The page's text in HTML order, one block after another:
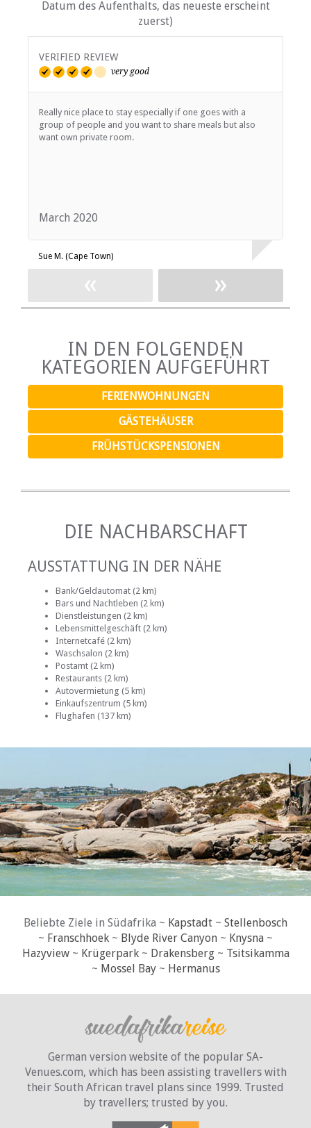
Datum des Aufenthalts, das neueste erscheint
zuerst)
VERIFIED REVIEW
very good
Really nice place to stay especially if one goes with a
group of people and you want to share meals but also
want own private room.
March 2020
Sue M. (Cape Town)
« »
IN DEN FOLGENDEN
KATEGORIEN AUFGEFÜHRT
FERIENWOHNUNGEN
GÄSTEHÄUSER
FRÜHSTÜCKSPENSIONEN
DIE NACHBARSCHAFT
AUSSTATTUNG IN DER NÄHE
Bank/Geldautomat (2 km)
Bars und Nachtleben (2 km)
Dienstleistungen (2 km)
Lebensmittelgeschäft (2 km)
Internetcafé (2 km)
Waschsalon (2 km)
Postamt (2 km)
Restaurants (2 km)
Autovermietung (5 km)
Einkaufszentrum (5 km)
Flughafen (137 km)
Beliebte Ziele in Südafrika ~ Kapstadt ~ Stellenbosch
~ Franschhoek ~ Blyde River Canyon ~ Knysna ~
Hazyview~ Krügerpark~ Drakensberg~ Tsitsikamma
~ Mossel Bay~ Hermanus
German version website of the popular SA-
Venues.com, which has been assisting travellers with
their South African travel plans since 1999. Trusted
by travellers; trusted by you.